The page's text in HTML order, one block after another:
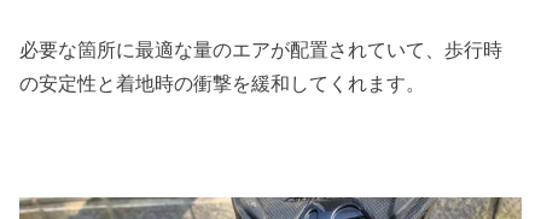
必要な箇所に最適な量のエアが配置されていて、歩行時
の安定性と着地時の衝撃を緩和してくれます。